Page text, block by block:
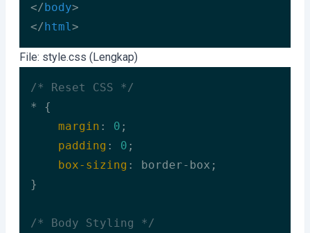
</body>
</html>
Code language: HTML, XML
File: style.css (Lengkap)
/* Reset CSS */
* {
margin : 0 ;
padding : 0 ;
box-sizing : border-box;
}
/* Body Styling */